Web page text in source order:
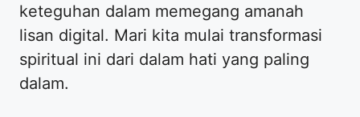
keteguhan dalam memegang amanah
lisan digital. Mari kita mulai transformasi
spiritual ini dari dalam hati yang paling
dalam.